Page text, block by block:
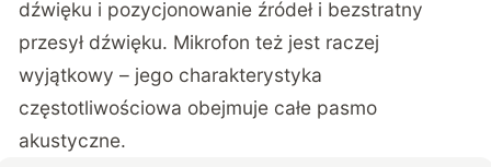
dźwięku i pozycjonowanie źródeł i bezstratny
przesył dźwięku. Mikrofon też jest raczej
wyjątkowy – jego charakterystyka
częstotliwościowa obejmuje całe pasmo
akustyczne.